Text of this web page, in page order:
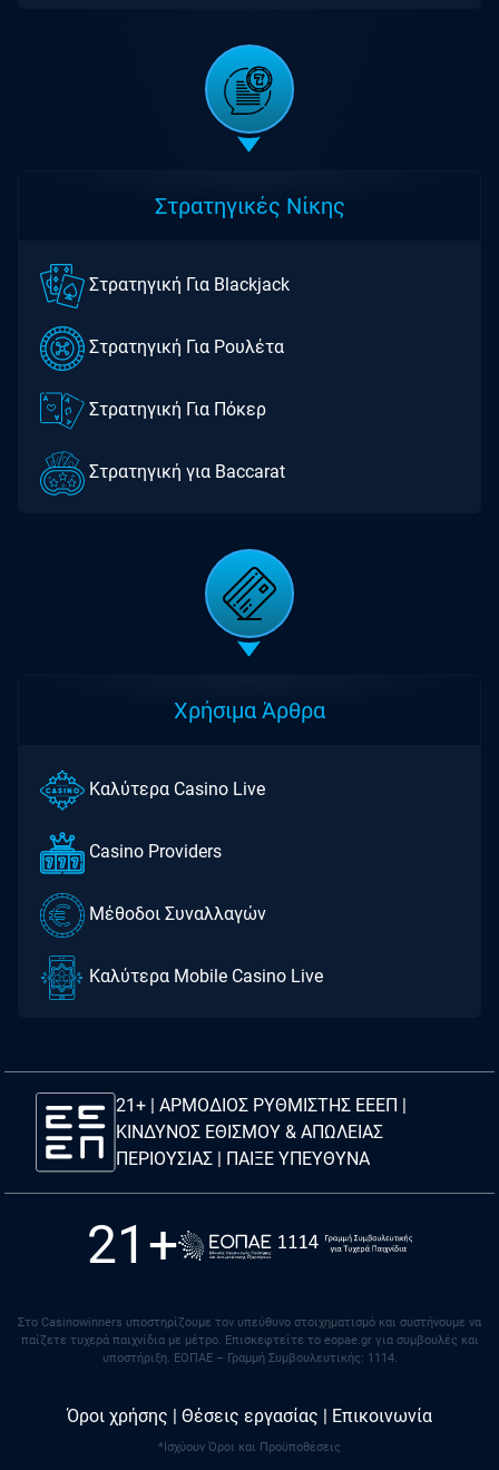
Στρατηγικές Νίκης
Στρατηγική Για Blackjack
Στρατηγική Για Ρουλέτα
Στρατηγική Για Πόκερ
Στρατηγική για Baccarat
Χρήσιμα Άρθρα
Καλύτερα Casino Live
Casino Providers
Μέθοδοι Συναλλαγών
Καλύτερα Mobile Casino Live
21+ | ΑΡΜΟΔΙΟΣ ΡΥΘΜΙΣΤΗΣ ΕΕΕΠ |
ΚΙΝΔΥΝΟΣ ΕΘΙΣΜΟΥ & ΑΠΩΛΕΙΑΣ
ΠΕΡΙΟΥΣΙΑΣ |
ΠΑΙΞΕ ΥΠΕΥΘΥΝΑ
21+
Στο Casinowinners υποστηρίζουμε τον υπεύθυνο στοιχηματισμό και συστήνουμε να
παίζετε τυχερά παιχνίδια με μέτρο. Eπισκεφτείτε το eopae.gr για συμβουλές και
υποστήριξη. ΕΟΠΑΕ – Γραμμή Συμβουλευτικής: 1114.
Όροι χρήσης Θέσεις εργασίας Επικοινωνία
*Ισχύουν Όροι και Προϋποθέσεις